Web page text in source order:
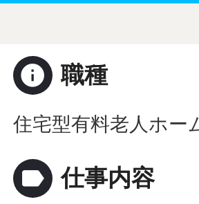
info 職種
住宅型有料老人ホー
label 仕事内容